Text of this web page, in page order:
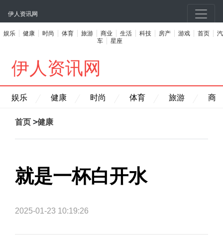
伊人资讯网
娱乐 健康 时尚 体育 旅游 商业 生活 科技 房产 游戏 首页
汽
车
星座
伊人资讯网
娱乐 健康 时尚 体育 旅游 商
首页 >健康
就是一杯白开水
2025-01-23 10:19:26